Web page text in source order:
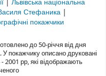
Василя Стефаника |
покажчики
до 50-річчя від дня
покажчику описано друковані
- 2001 рр, які відображають